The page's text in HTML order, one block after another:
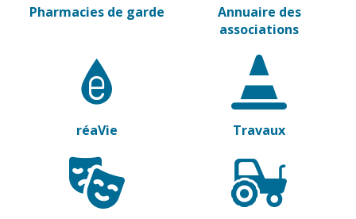
Pharmacies de garde
Annuaire des
associations
réaVie Travaux